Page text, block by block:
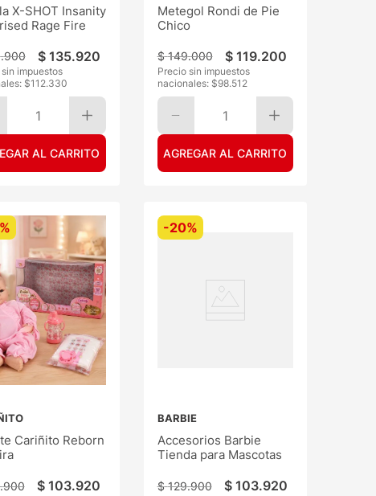
X-SHOT Insanity
Rage Fire
.900 $ 135.920
impuestos
$112.330
1
AL CARRITO
Metegol Rondi de Pie
Chico
$ 149.000 $ 119.200
Precio sin impuestos
nacionales: $98.512
1
AGREGAR AL CARRITO
Cariñito Reborn
.900 $ 103.920
-20%
BARBIE
Accesorios Barbie
Tienda para Mascotas
$ 129.900 $ 103.920